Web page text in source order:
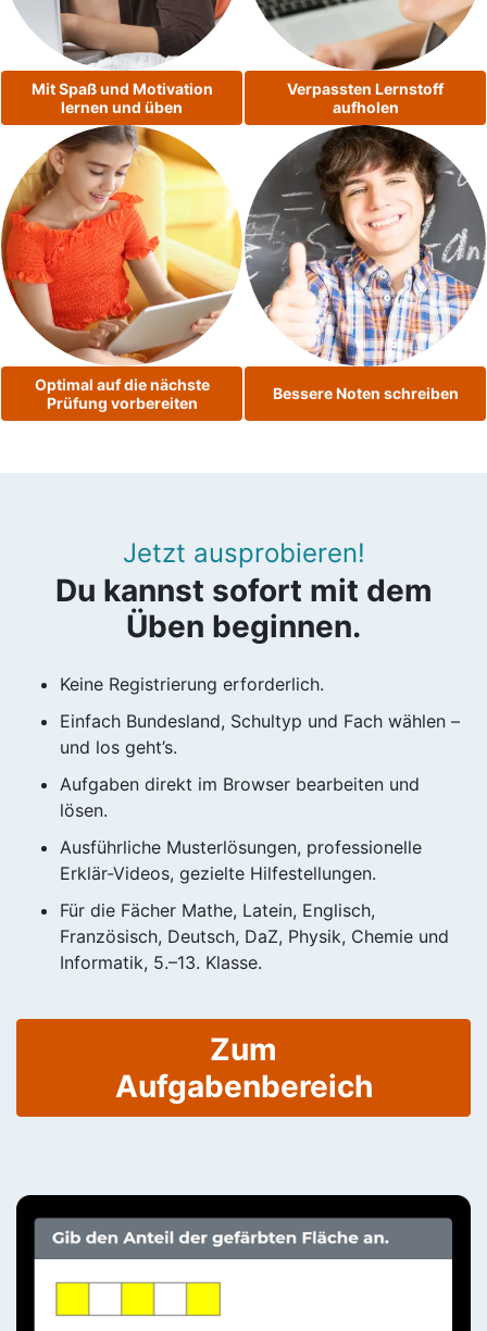
Mit Spaß und Motivation
lernen und üben
Verpassten Lernstoff
aufholen
Optimal auf die nächste
Prüfung vorbereiten
Bessere Noten schreiben
Jetzt ausprobieren!
Du kannst sofort mit dem
Üben beginnen.
Keine Registrierung erforderlich.
Einfach Bundesland, Schultyp und Fach wählen –
und los geht’s.
Aufgaben direkt im Browser bearbeiten und
lösen.
Ausführliche Musterlösungen, professionelle
Erklär-Videos, gezielte Hilfestellungen.
Für die Fächer Mathe, Latein, Englisch,
Französisch, Deutsch, DaZ, Physik, Chemie und
Informatik, 5.–13. Klasse.
Zum
Aufgabenbereich